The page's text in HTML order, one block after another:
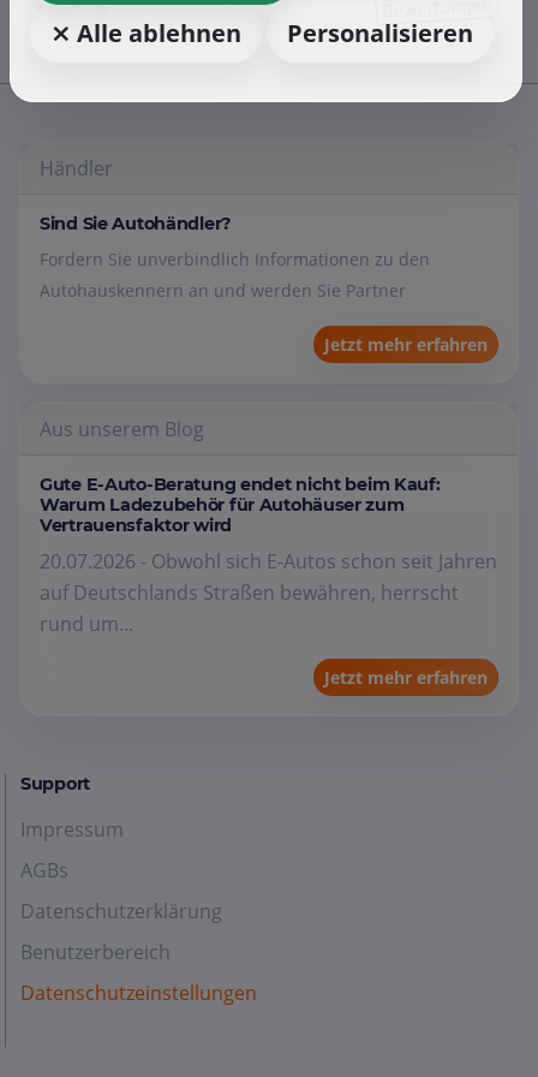
Händler
Sind Sie Autohändler?
Fordern Sie unverbindlich Informationen zu den
Autohauskennern an und werden Sie Partner
Jetzt mehr erfahren
Aus unserem Blog
Gute E-Auto-Beratung endet nicht beim Kauf:
Warum Ladezubehör für Autohäuser zum
Vertrauensfaktor wird
20.07.2026 - Obwohl sich E-Autos schon seit Jahren
auf Deutschlands Straßen bewähren, herrscht
rund um...
Jetzt mehr erfahren
Support
Impressum
AGBs
Datenschutzerklärung
Benutzerbereich
Datenschutzeinstellungen
⨯ Alle ablehnen
Personalisieren